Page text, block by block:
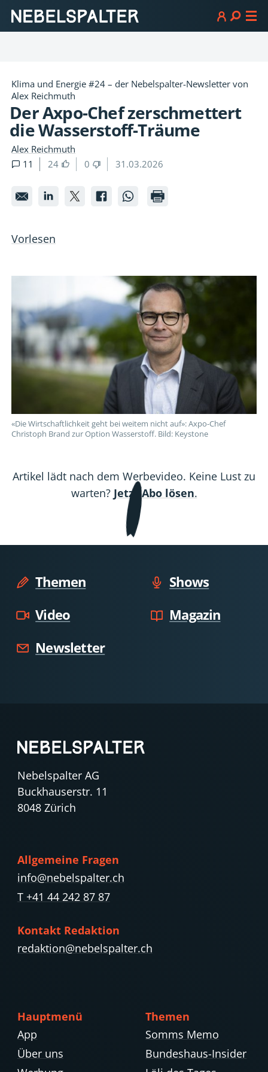
Klima und Energie #24 – der Nebelspalter-Newsletter von
Alex Reichmuth
Der Axpo-Chef zerschmettert
die Wasserstoff-Träume
Alex Reichmuth
11
24 0 31.03.2026
Der
Chef
zerschmettert
Wasserstoff-
Träume
Der
Chef
zerschmettert
Wasserstoff-
Träume
Der
Wasserstoff-
Träume
Der
Wasserstoff-
Träume
Der
Wasserstoff-
Träume
Vorlesen
«Die Wirtschaftlichkeit geht bei weitem nicht auf»: Axpo-Chef
Christoph Brand zur Option Wasserstoff. Bild: Keystone
Artikel lädt nach dem Werbevideo. Keine Lust zu
warten? Jetzt Abo lösen.
Themen
Shows
Video
Magazin
Newsletter
Nebelspalter AG
Buckhauserstr. 11
8048 Zürich
Allgemeine Fragen
info@nebelspalter.ch
T +41 44 242 87 87
Kontakt Redaktion
redaktion@nebelspalter.ch
Hauptmenü
App
Über uns
Themen
Somms Memo
Bundeshaus-Insider